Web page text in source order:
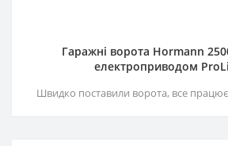
Гаражні ворота Hormann
електроприводом
Швидко поставили ворота, все